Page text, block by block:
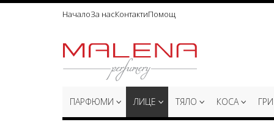
Прескачане
НачалоЗа насКонтактиПомощ
ПАРФЮМИ ЛИЦЕ ТЯЛО КОСА